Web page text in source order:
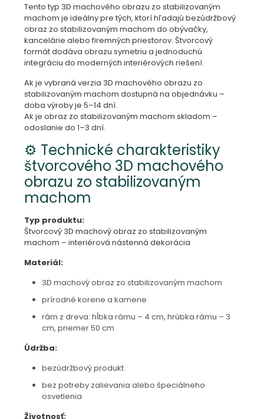
Tento typ 3D machového obrazu zo stabilizovaným
machom je ideálny pre tých, ktorí hľadajú bezúdržbový
obraz zo stabilizovaným machom do obývačky,
kancelárie alebo firemných priestorov. Štvorcový
formát dodáva obrazu symetriu a jednoduchú
integráciu do moderných interiérových riešení.
Ak je vybraná verzia 3D machového obrazu zo
stabilizovaným machom dostupná na objednávku –
doba výroby je 5–14 dní.
Ak je obraz zo stabilizovaným machom skladom –
odoslanie do 1–3 dní.
⚙️ Technické charakteristiky
štvorcového 3D machového
obrazu zo stabilizovaným
machom
Typ produktu:
Štvorcový 3D machový obraz zo stabilizovaným
machom – interiérová nástenná dekorácia
Materiál:
3D machový obraz zo stabilizovaným machom
prírodné korene a kamene
rám z dreva: hĺbka rámu – 4 cm, hrúbka rámu – 3
cm, priemer 50 cm
Údržba:
bezúdržbový produkt
bez potreby zalievania alebo špeciálneho
osvetlenia
Životnosť: